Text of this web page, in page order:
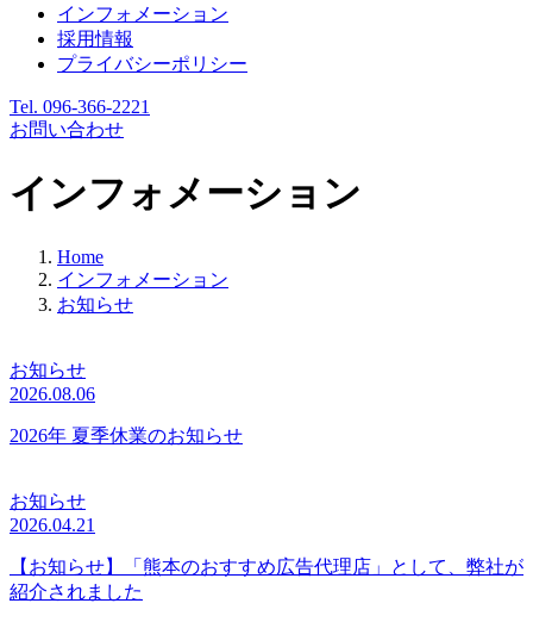
インフォメーション
採用情報
プライバシーポリシー
Tel. 096-366-2221
お問い合わせ
インフォメーション
Home
インフォメーション
お知らせ
お知らせ
2026.08.06
2026年 夏季休業のお知らせ
お知らせ
2026.04.21
【お知らせ】「熊本のおすすめ広告代理店」として、弊社が
紹介されました